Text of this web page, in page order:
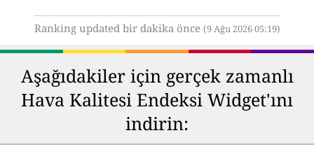
Ranking updated bir dakika önce (9 Ağu 2026 05:19)
Aşağıdakiler için gerçek zamanlı
Hava Kalitesi Endeksi Widget'ını
indirin: